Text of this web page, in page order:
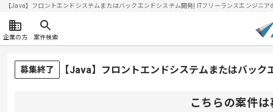
【Java】フロントエンドシステムまたはバックエンドシステム開発| ITフリーランスエンジニ
企業の方 案件検索
募集終了 【Java】フロントエンドシステムまたはバッ
こちらの案件